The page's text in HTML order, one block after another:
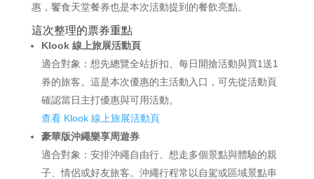
惠，饗食天堂餐券也是本次活動提到的餐飲亮點。
這次整理的票券重點
Klook 線上旅展活動頁
適合對象：想先總覽全站折扣、每日開搶活動與買1送1
券的旅客。這是本次優惠的主活動入口，可先從活動頁
確認當日主打優惠與可用活動。
查看 Klook 線上旅展活動頁
豪華版沖繩樂享周遊券
適合對象：安排沖繩自由行、想走多個景點與體驗的親
子、情侶或好友旅客。沖繩行程常以自駕或區域景點串